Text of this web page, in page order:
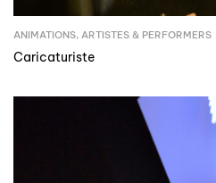
ANIMATIONS, ARTISTES & PERFORMERS
Caricaturiste